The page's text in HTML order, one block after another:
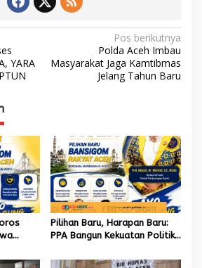
YARA
Pos berikutnya
Polda Aceh Imbau
Masyarakat Jaga Kamtibmas
Jelang Tahun Baru
Pilihan Baru, Harapan Baru:
PPA Bangun Kekuatan Politik